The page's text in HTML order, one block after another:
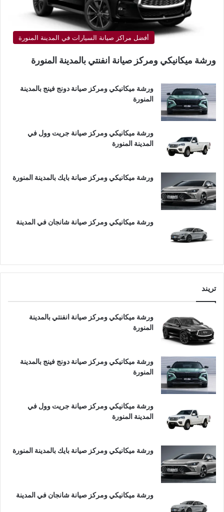
أفضل مراكز صيانة السيارات في المدينة المنورة
ورشة ميكانيكي ومركز صيانة انفنتي بالمدينة المنورة
ورشة ميكانيكي ومركز صيانة دونج فينج بالمدينة
المنورة
ورشة ميكانيكي ومركز صيانة جريت وول في
المدينة المنورة
ورشة ميكانيكي ومركز صيانة بايك بالمدينة المنورة
ورشة ميكانيكي ومركز صيانة شانجان في المدينة
تريند
ورشة ميكانيكي ومركز صيانة انفنتي بالمدينة
المنورة
ورشة ميكانيكي ومركز صيانة دونج فينج بالمدينة
المنورة
ورشة ميكانيكي ومركز صيانة جريت وول في
المدينة المنورة
ورشة ميكانيكي ومركز صيانة بايك بالمدينة المنورة
ورشة ميكانيكي ومركز صيانة شانجان في المدينة